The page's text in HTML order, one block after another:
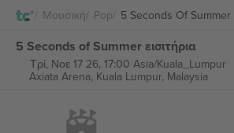
Μουσική Pop 5 Seconds Of Summer
Σύνδεση
5 Seconds of Summer εισιτήρια
Τρί, Νοε 17 26, 17:00 Asia/Kuala_Lumpur
Axiata Arena, Kuala Lumpur, Malaysia